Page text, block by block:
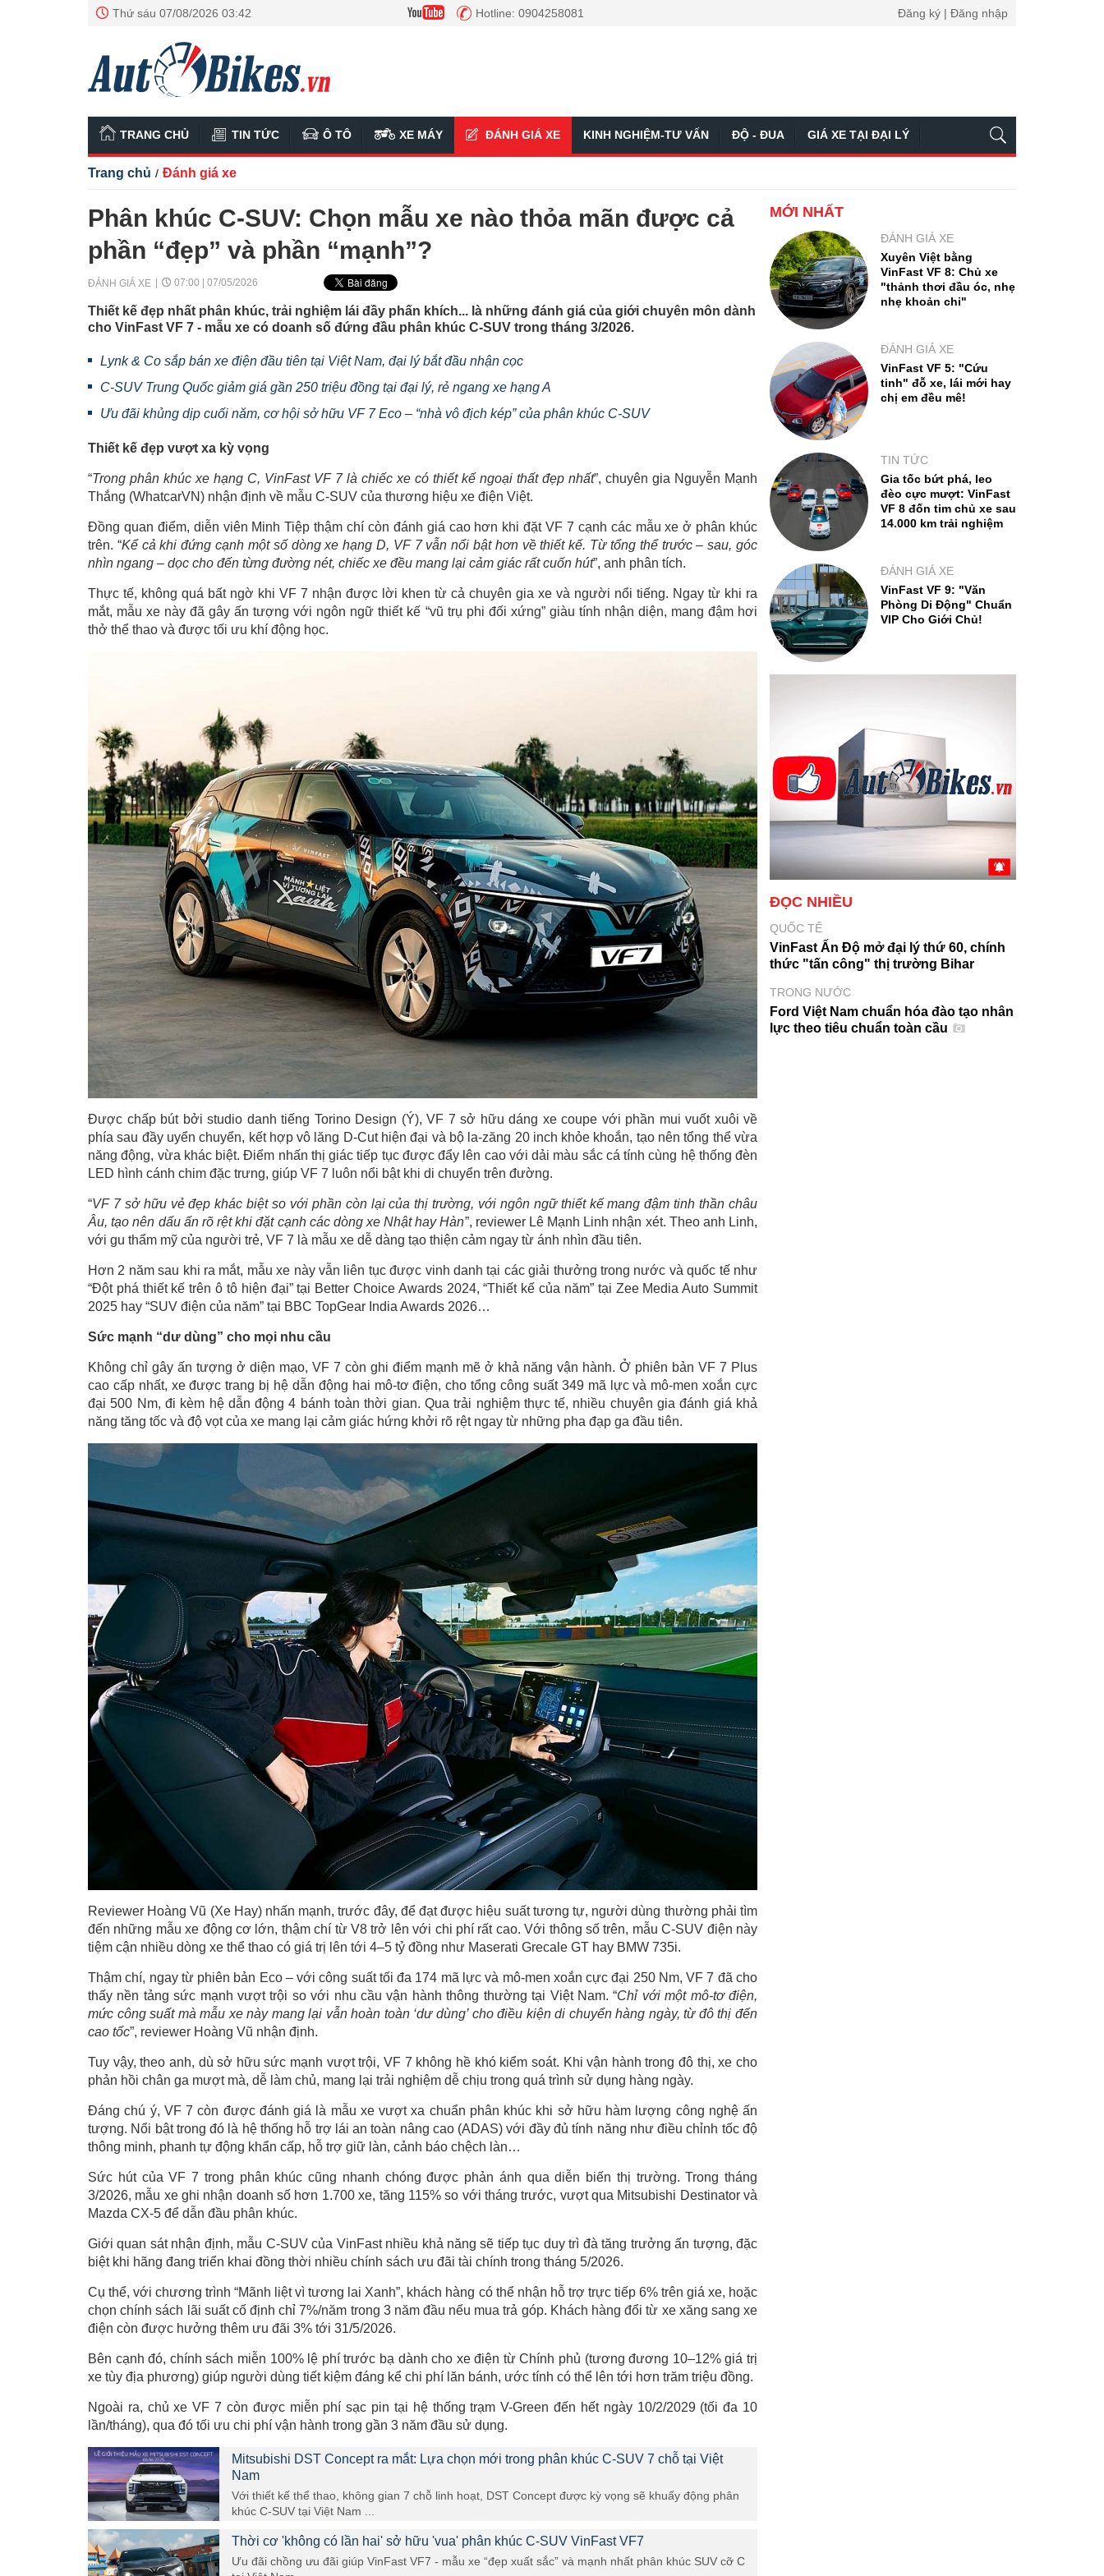
Thứ sáu 07/08/2026 03:42 Hotline: 0904258081 Đăng ký | Đăng nhập
TRANG CHỦ TIN TỨC Ô TÔ XE MÁY ĐÁNH GIÁ XE KINH NGHIỆM-TƯ VẤN ĐỘ - ĐUA GIÁ XE TẠI ĐẠI LÝ
Trang chủ / Đánh giá xe
Phân khúc C-SUV: Chọn mẫu xe nào thỏa mãn được cả
phần “đẹp” và phần “mạnh”?
ĐÁNH GIÁ XE 07:00 | 07/05/2026
Thiết kế đẹp nhất phân khúc, trải nghiệm lái đầy phấn khích... là những đánh giá của giới chuyên môn dành
cho VinFast VF 7 - mẫu xe có doanh số đứng đầu phân khúc C-SUV trong tháng 3/2026.
Lynk & Co sắp bán xe điện đầu tiên tại Việt Nam, đại lý bắt đầu nhận cọc
C-SUV Trung Quốc giảm giá gần 250 triệu đồng tại đại lý, rẻ ngang xe hạng A
Ưu đãi khủng dịp cuối năm, cơ hội sở hữu VF 7 Eco – “nhà vô địch kép” của phân khúc C-SUV
Thiết kế đẹp vượt xa kỳ vọng
“Trong phân khúc xe hạng C, VinFast VF 7 là chiếc xe có thiết kế ngoại thất đẹp nhất”, chuyên gia Nguyễn Mạnh
Thắng (WhatcarVN) nhận định về mẫu C-SUV của thương hiệu xe điện Việt.
Đồng quan điểm, diễn viên Minh Tiệp thậm chí còn đánh giá cao hơn khi đặt VF 7 cạnh các mẫu xe ở phân khúc
trên. “Kể cả khi đứng cạnh một số dòng xe hạng D, VF 7 vẫn nổi bật hơn về thiết kế. Từ tổng thể trước – sau, góc
nhìn ngang – dọc cho đến từng đường nét, chiếc xe đều mang lại cảm giác rất cuốn hút”, anh phân tích.
Thực tế, không quá bất ngờ khi VF 7 nhận được lời khen từ cả chuyên gia xe và người nổi tiếng. Ngay từ khi ra
mắt, mẫu xe này đã gây ấn tượng với ngôn ngữ thiết kế “vũ trụ phi đối xứng” giàu tính nhận diện, mang đậm hơi
thở thể thao và được tối ưu khí động học.
Được chấp bút bởi studio danh tiếng Torino Design (Ý), VF 7 sở hữu dáng xe coupe với phần mui vuốt xuôi về
phía sau đầy uyển chuyển, kết hợp vô lăng D-Cut hiện đại và bộ la-zăng 20 inch khỏe khoắn, tạo nên tổng thể vừa
năng động, vừa khác biệt. Điểm nhấn thị giác tiếp tục được đẩy lên cao với dải màu sắc cá tính cùng hệ thống đèn
LED hình cánh chim đặc trưng, giúp VF 7 luôn nổi bật khi di chuyển trên đường.
“VF 7 sở hữu vẻ đẹp khác biệt so với phần còn lại của thị trường, với ngôn ngữ thiết kế mang đậm tinh thần châu
Âu, tạo nên dấu ấn rõ rệt khi đặt cạnh các dòng xe Nhật hay Hàn”, reviewer Lê Mạnh Linh nhận xét. Theo anh Linh,
với gu thẩm mỹ của người trẻ, VF 7 là mẫu xe dễ dàng tạo thiện cảm ngay từ ánh nhìn đầu tiên.
Hơn 2 năm sau khi ra mắt, mẫu xe này vẫn liên tục được vinh danh tại các giải thưởng trong nước và quốc tế như
“Đột phá thiết kế trên ô tô hiện đại” tại Better Choice Awards 2024, “Thiết kế của năm” tại Zee Media Auto Summit
2025 hay “SUV điện của năm” tại BBC TopGear India Awards 2026…
Sức mạnh “dư dùng” cho mọi nhu cầu
Không chỉ gây ấn tượng ở diện mạo, VF 7 còn ghi điểm mạnh mẽ ở khả năng vận hành. Ở phiên bản VF 7 Plus
cao cấp nhất, xe được trang bị hệ dẫn động hai mô-tơ điện, cho tổng công suất 349 mã lực và mô-men xoắn cực
đại 500 Nm, đi kèm hệ dẫn động 4 bánh toàn thời gian. Qua trải nghiệm thực tế, nhiều chuyên gia đánh giá khả
năng tăng tốc và độ vọt của xe mang lại cảm giác hứng khởi rõ rệt ngay từ những pha đạp ga đầu tiên.
Reviewer Hoàng Vũ (Xe Hay) nhấn mạnh, trước đây, để đạt được hiệu suất tương tự, người dùng thường phải tìm
đến những mẫu xe động cơ lớn, thậm chí từ V8 trở lên với chi phí rất cao. Với thông số trên, mẫu C-SUV điện này
tiệm cận nhiều dòng xe thể thao có giá trị lên tới 4–5 tỷ đồng như Maserati Grecale GT hay BMW 735i.
Thậm chí, ngay từ phiên bản Eco – với công suất tối đa 174 mã lực và mô-men xoắn cực đại 250 Nm, VF 7 đã cho
thấy nền tảng sức mạnh vượt trội so với nhu cầu vận hành thông thường tại Việt Nam. “Chỉ với một mô-tơ điện,
mức công suất mà mẫu xe này mang lại vẫn hoàn toàn ‘dư dùng’ cho điều kiện di chuyển hàng ngày, từ đô thị đến
cao tốc”, reviewer Hoàng Vũ nhận định.
Tuy vậy, theo anh, dù sở hữu sức mạnh vượt trội, VF 7 không hề khó kiểm soát. Khi vận hành trong đô thị, xe cho
phản hồi chân ga mượt mà, dễ làm chủ, mang lại trải nghiệm dễ chịu trong quá trình sử dụng hàng ngày.
Đáng chú ý, VF 7 còn được đánh giá là mẫu xe vượt xa chuẩn phân khúc khi sở hữu hàm lượng công nghệ ấn
tượng. Nổi bật trong đó là hệ thống hỗ trợ lái an toàn nâng cao (ADAS) với đầy đủ tính năng như điều chỉnh tốc độ
thông minh, phanh tự động khẩn cấp, hỗ trợ giữ làn, cảnh báo chệch làn…
Sức hút của VF 7 trong phân khúc cũng nhanh chóng được phản ánh qua diễn biến thị trường. Trong tháng
3/2026, mẫu xe ghi nhận doanh số hơn 1.700 xe, tăng 115% so với tháng trước, vượt qua Mitsubishi Destinator và
Mazda CX-5 để dẫn đầu phân khúc.
Giới quan sát nhận định, mẫu C-SUV của VinFast nhiều khả năng sẽ tiếp tục duy trì đà tăng trưởng ấn tượng, đặc
biệt khi hãng đang triển khai đồng thời nhiều chính sách ưu đãi tài chính trong tháng 5/2026.
Cụ thể, với chương trình “Mãnh liệt vì tương lai Xanh”, khách hàng có thể nhận hỗ trợ trực tiếp 6% trên giá xe, hoặc
chọn chính sách lãi suất cố định chỉ 7%/năm trong 3 năm đầu nếu mua trả góp. Khách hàng đổi từ xe xăng sang xe
điện còn được hưởng thêm ưu đãi 3% tới 31/5/2026.
Bên cạnh đó, chính sách miễn 100% lệ phí trước bạ dành cho xe điện từ Chính phủ (tương đương 10–12% giá trị
xe tùy địa phương) giúp người dùng tiết kiệm đáng kể chi phí lăn bánh, ước tính có thể lên tới hơn trăm triệu đồng.
Ngoài ra, chủ xe VF 7 còn được miễn phí sạc pin tại hệ thống trạm V-Green đến hết ngày 10/2/2029 (tối đa 10
lần/tháng), qua đó tối ưu chi phí vận hành trong gần 3 năm đầu sử dụng.
Mitsubishi DST Concept ra mắt: Lựa chọn mới trong phân khúc C-SUV 7 chỗ tại Việt
Nam
Với thiết kế thể thao, không gian 7 chỗ linh hoạt, DST Concept được kỳ vọng sẽ khuấy động phân
khúc C-SUV tại Việt Nam ...
Thời cơ 'không có lần hai' sở hữu 'vua' phân khúc C-SUV VinFast VF7
Ưu đãi chồng ưu đãi giúp VinFast VF7 - mẫu xe “đẹp xuất sắc” và mạnh nhất phân khúc SUV cỡ C
MỚI NHẤT
ĐÁNH GIÁ XE
Xuyên Việt bằng
VinFast VF 8: Chủ xe
"thảnh thơi đầu óc, nhẹ
nhẹ khoản chi"
ĐÁNH GIÁ XE
VinFast VF 5: "Cứu
tinh" đỗ xe, lái mới hay
chị em đều mê!
TIN TỨC
Gia tốc bứt phá, leo
đèo cực mượt: VinFast
VF 8 đốn tim chủ xe sau
14.000 km trải nghiệm
ĐÁNH GIÁ XE
VinFast VF 9: "Văn
Phòng Di Động" Chuẩn
VIP Cho Giới Chủ!
ĐỌC NHIỀU
QUỐC TẾ
VinFast Ấn Độ mở đại lý thứ 60, chính
thức "tấn công" thị trường Bihar
TRONG NƯỚC
Ford Việt Nam chuẩn hóa đào tạo nhân
lực theo tiêu chuẩn toàn cầu